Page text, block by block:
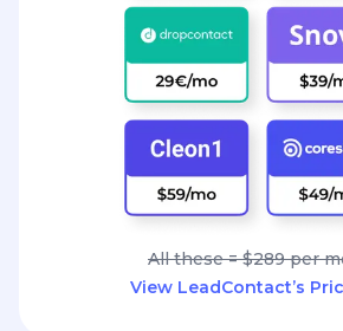
All these = $289 per
View LeadContact’s